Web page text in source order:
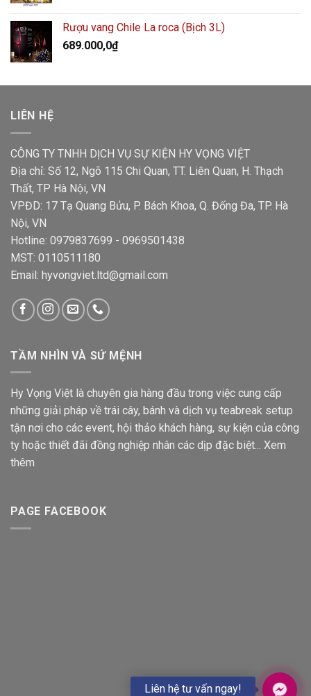
Rượu vang Chile La roca (Bịch 3L)
689.000,0₫
LIÊN HỆ
CÔNG TY TNHH DỊCH VỤ SỰ KIỆN HY VỌNG VIỆT
Địa chỉ: Số 12, Ngõ 115 Chi Quan, TT. Liên Quan, H. Thạch
Thất, TP Hà Nội, VN
VPĐD: 17 Tạ Quang Bửu, P. Bách Khoa, Q. Đống Đa, TP. Hà
Nội, VN
Hotline: 0979837699 - 0969501438
MST: 0110511180
Email: hyvongviet.ltd@gmail.com
TẦM NHÌN VÀ SỨ MỆNH
Hy Vọng Việt là chuyên gia hàng đầu trong việc cung cấp
những giải pháp về trái cây, bánh và dịch vụ teabreak setup
tận nơi cho các event, hội thảo khách hàng, sự kiện của công
ty hoặc thiết đãi đồng nghiệp nhân các dịp đặc biệt... Xem
thêm
PAGE FACEBOOK
Liên hệ tư vấn ngay!